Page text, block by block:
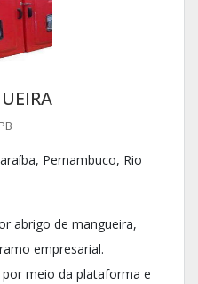
Pernambuco, Rio
abrigo de mangueira,
empresarial.
meio da plataforma e